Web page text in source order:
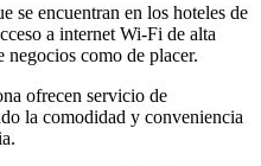
se encuentran en los hoteles de
a internet Wi-Fi de alta
negocios como de placer.
ofrecen servicio de
la comodidad y conveniencia